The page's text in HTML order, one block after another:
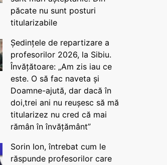
păcate nu sunt posturi
titularizabile
Ședințele de repartizare a
profesorilor 2026, la Sibiu.
Învățătoare: „Am zis iau ce
este. O să fac naveta și
Doamne-ajută, dar dacă în
doi,trei ani nu reușesc să mă
titularizez nu cred că mai
rămân în învățământ”
Sorin Ion, întrebat cum le
răspunde profesorilor care